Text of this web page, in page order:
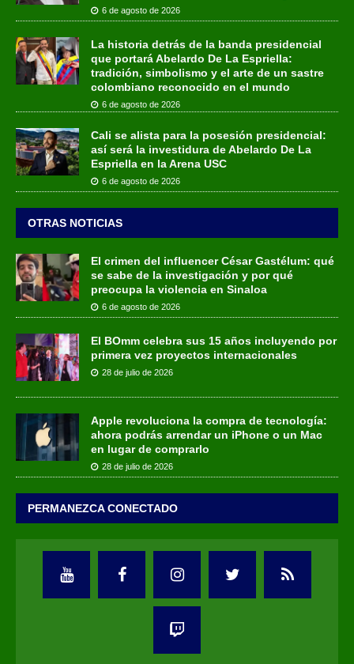
6 de agosto de 2026
La historia detrás de la banda presidencial
que portará Abelardo De La Espriella:
tradición, simbolismo y el arte de un sastre
colombiano reconocido en el mundo
6 de agosto de 2026
Cali se alista para la posesión presidencial:
así será la investidura de Abelardo De La
Espriella en la Arena USC
6 de agosto de 2026
OTRAS NOTICIAS
El crimen del influencer César Gastélum: qué
se sabe de la investigación y por qué
preocupa la violencia en Sinaloa
6 de agosto de 2026
El BOmm celebra sus 15 años incluyendo por
primera vez proyectos internacionales
28 de julio de 2026
Apple revoluciona la compra de tecnología:
ahora podrás arrendar un iPhone o un Mac
en lugar de comprarlo
28 de julio de 2026
PERMANEZCA CONECTADO